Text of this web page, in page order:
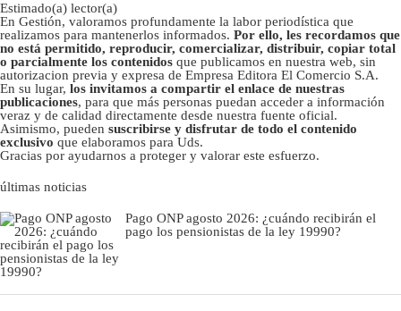
Estimado(a) lector(a)
En Gestión, valoramos profundamente la labor periodística que
realizamos para mantenerlos informados. Por ello, les recordamos que
no está permitido, reproducir, comercializar, distribuir, copiar total
o parcialmente los contenidos que publicamos en nuestra web, sin
autorizacion previa y expresa de Empresa Editora El Comercio S.A.
En su lugar, los invitamos a compartir el enlace de nuestras
publicaciones, para que más personas puedan acceder a información
veraz y de calidad directamente desde nuestra fuente oficial.
Asimismo, pueden suscribirse y disfrutar de todo el contenido
exclusivo que elaboramos para Uds.
Gracias por ayudarnos a proteger y valorar este esfuerzo.
últimas noticias
Pago ONP agosto 2026: ¿cuándo recibirán el
pago los pensionistas de la ley 19990?